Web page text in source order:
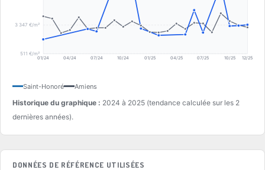
3 347 €/m²
511 €/m²
01/24 04/24 07/24 10/24 01/25 04/25 07/25 10/25 12/25
Saint-Honoré Amiens
Historique du graphique : 2024 à 2025 (tendance calculée sur les 2
dernières années).
DONNÉES DE RÉFÉRENCE UTILISÉES